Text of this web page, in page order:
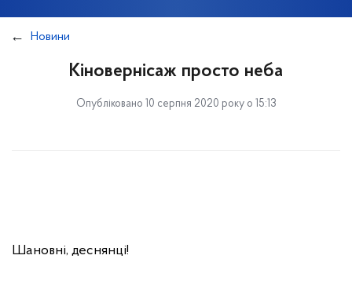
Новини
Кіновернісаж просто неба
Опубліковано 10 серпня 2020 року о 15:13
Шановні, деснянці!